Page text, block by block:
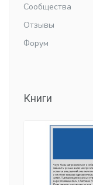
Сообщества
Отзывы
Форум
Книги